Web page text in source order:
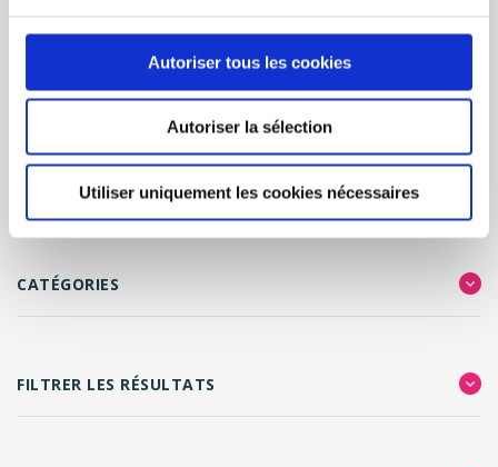
Autoriser tous les cookies
Autoriser la sélection
Utiliser uniquement les cookies nécessaires
comparer
COMMANDER
CATÉGORIES
FILTRER LES RÉSULTATS